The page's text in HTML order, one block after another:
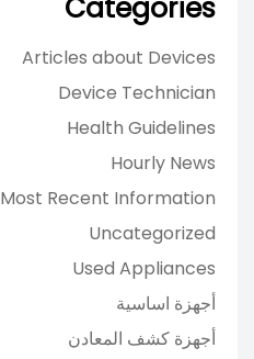
Categories
Articles about Devices
Device Technician
Health Guidelines
Hourly News
Most Recent Information
Uncategorized
Used Appliances
أجهزة اساسية
أجهزة كشف المعادن